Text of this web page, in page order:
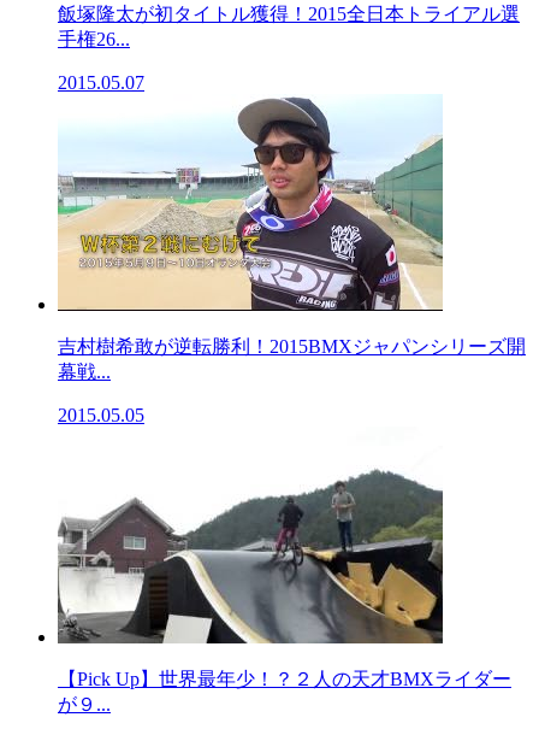
飯塚隆太が初タイトル獲得！2015全日本トライアル選
手権26...
2015.05.07
吉村樹希敢が逆転勝利！2015BMXジャパンシリーズ開
幕戦...
2015.05.05
【Pick Up】世界最年少！？２人の天才BMXライダー
が９...